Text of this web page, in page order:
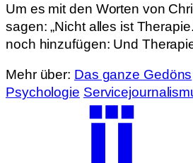
Um es mit den Worten von
sagen: „Nicht alles ist
noch hinzufügen: Und
Mehr über: Das ganze Gedöns
Psychologie